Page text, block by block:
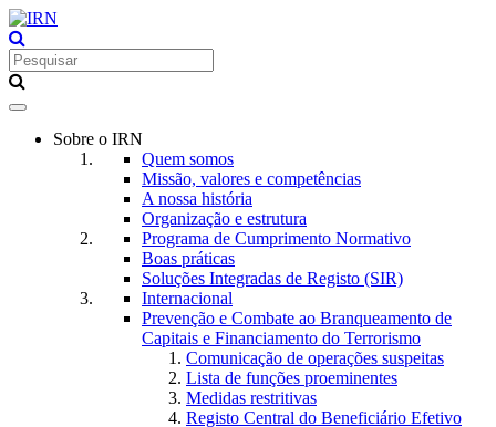
Toggle
navigationSobre o IRN
Quem somos
Missão, valores e competências
A nossa história
Organização e estrutura
Programa de Cumprimento Normativo
Boas práticas
Soluções Integradas de Registo (SIR)
Internacional
Prevenção e Combate ao Branqueamento de
Capitais e Financiamento do Terrorismo
Comunicação de operações suspeitas
Lista de funções proeminentes
Medidas restritivas
Registo Central do Beneficiário Efetivo